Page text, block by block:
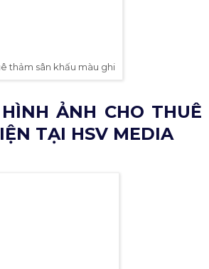
thảm sân khấu màu ghi
ẢNH CHO THUÊ
TẠI HSV MEDIA